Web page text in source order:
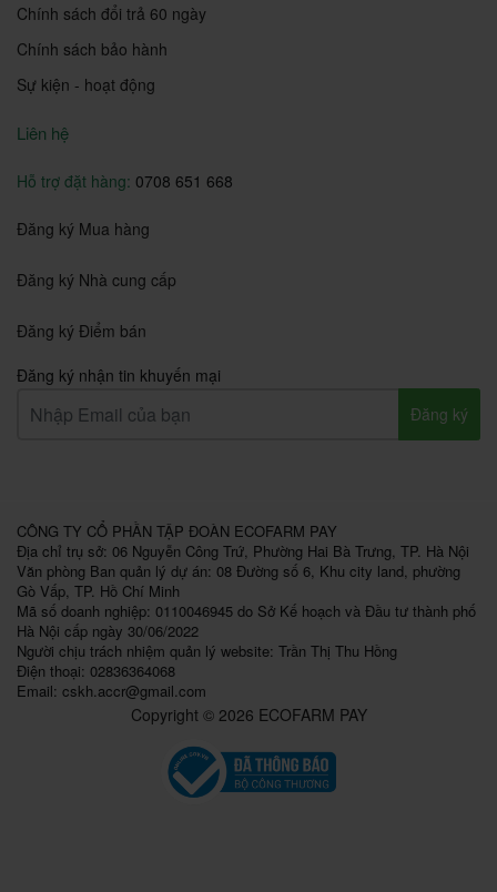
Chính sách đổi trả 60 ngày
Chính sách bảo hành
Sự kiện - hoạt động
Liên hệ
Hỗ trợ đặt hàng: 0708 651 668
Đăng ký Mua hàng
Đăng ký Nhà cung cấp
Đăng ký Điểm bán
Đăng ký nhận tin khuyến mại
Đăng ký
CÔNG TY CỔ PHẦN TẬP ĐOÀN ECOFARM PAY
Địa chỉ trụ sở: 06 Nguyễn Công Trứ, Phường Hai Bà Trưng, TP. Hà Nội
Văn phòng Ban quản lý dự án: 08 Đường số 6, Khu city land, phường
Gò Vấp, TP. Hồ Chí Minh
Mã số doanh nghiệp: 0110046945 do Sở Kế hoạch và Đầu tư thành phố
Hà Nội cấp ngày 30/06/2022
Người chịu trách nhiệm quản lý website: Trần Thị Thu Hồng
Điện thoại: 02836364068
Email: cskh.accr@gmail.com
Copyright © 2026 ECOFARM PAY